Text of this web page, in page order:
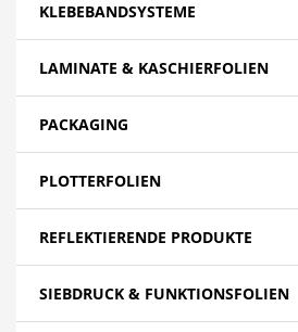
KLEBEBANDSYSTEME
LAMINATE & KASCHIERFOLIEN
PACKAGING
PLOTTERFOLIEN
REFLEKTIERENDE PRODUKTE
SIEBDRUCK & FUNKTIONSFOLIEN